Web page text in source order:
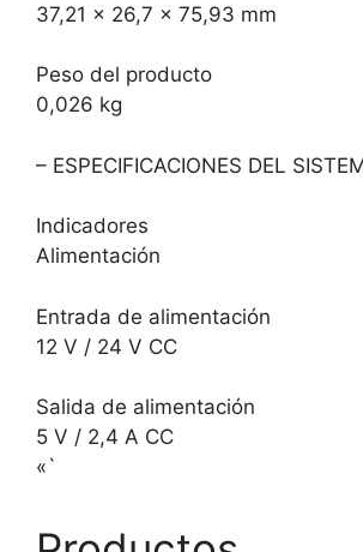
37,21 x 26,7 x 75,93 mm
Peso del producto
0,026 kg
– ESPECIFICACIONES DEL
Indicadores
Alimentación
Entrada de alimentación
12 V / 24 V CC
Salida de alimentación
5 V / 2,4 A CC
«`